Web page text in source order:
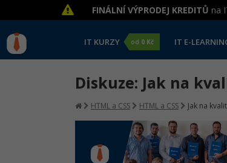
FINÁLNÍ VÝPRODEJ KREDITŮ na
IT KURZY od 0 Kč IT E-
Diskuze: Jak na
HTML a CSS HTML a CSS Jak na